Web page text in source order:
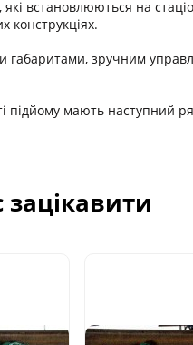
встановлюються на
конструкціях.
габаритами, зручним
підйому мають наступний